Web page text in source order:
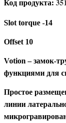
Код продукта:
Slot torque -14
Offset 10
Votion – замок-
функциями для
Простое
линии